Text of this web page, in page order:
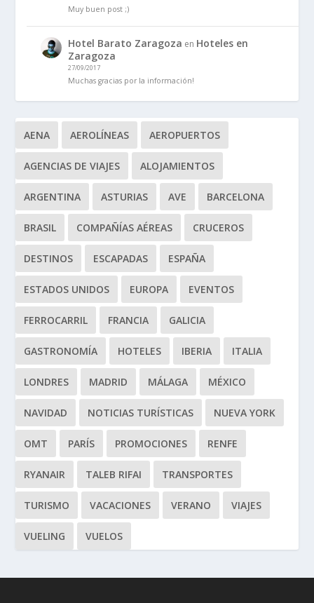
Muy buen post ;)
Hotel Barato Zaragoza en Hoteles en
Zaragoza
27/09/2017
Muchas gracias por la información!
AENA AEROLÍNEAS AEROPUERTOS
AGENCIAS DE VIAJES ALOJAMIENTOS
ARGENTINA ASTURIAS AVE BARCELONA
BRASIL COMPAÑÍAS AÉREAS CRUCEROS
DESTINOS ESCAPADAS ESPAÑA
ESTADOS UNIDOS EUROPA EVENTOS
FERROCARRIL FRANCIA GALICIA
GASTRONOMÍA HOTELES IBERIA ITALIA
LONDRES MADRID MÁLAGA MÉXICO
NAVIDAD NOTICIAS TURÍSTICAS NUEVA YORK
OMT PARÍS PROMOCIONES RENFE
RYANAIR TALEB RIFAI TRANSPORTES
TURISMO VACACIONES VERANO VIAJES
VUELING VUELOS